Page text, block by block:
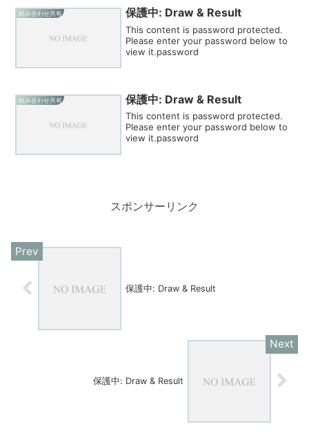
組み合わせ共有 保護中: Draw & Result
This content is password protected.
Please enter your password below to
view it.password
組み合わせ共有 保護中: Draw & Result
This content is password protected.
Please enter your password below to
view it.password
スポンサーリンク
保護中: Draw & Result
保護中: Draw & Result